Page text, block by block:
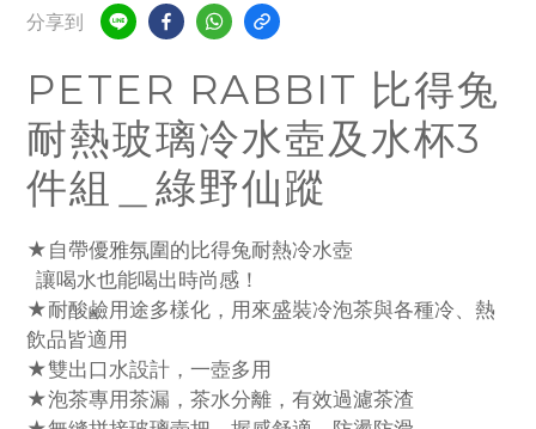
分享到
PETER RABBIT 比得兔
耐熱玻璃冷水壺及水杯3
件組＿綠野仙蹤
★自帶優雅氛圍的比得兔耐熱冷水壺
  讓喝水也能喝出時尚感！
★耐酸鹼用途多樣化，用來盛裝冷泡茶與各種冷、熱
飲品皆適用
★雙出口水設計，一壺多用
★泡茶專用茶漏，茶水分離，有效過濾茶渣